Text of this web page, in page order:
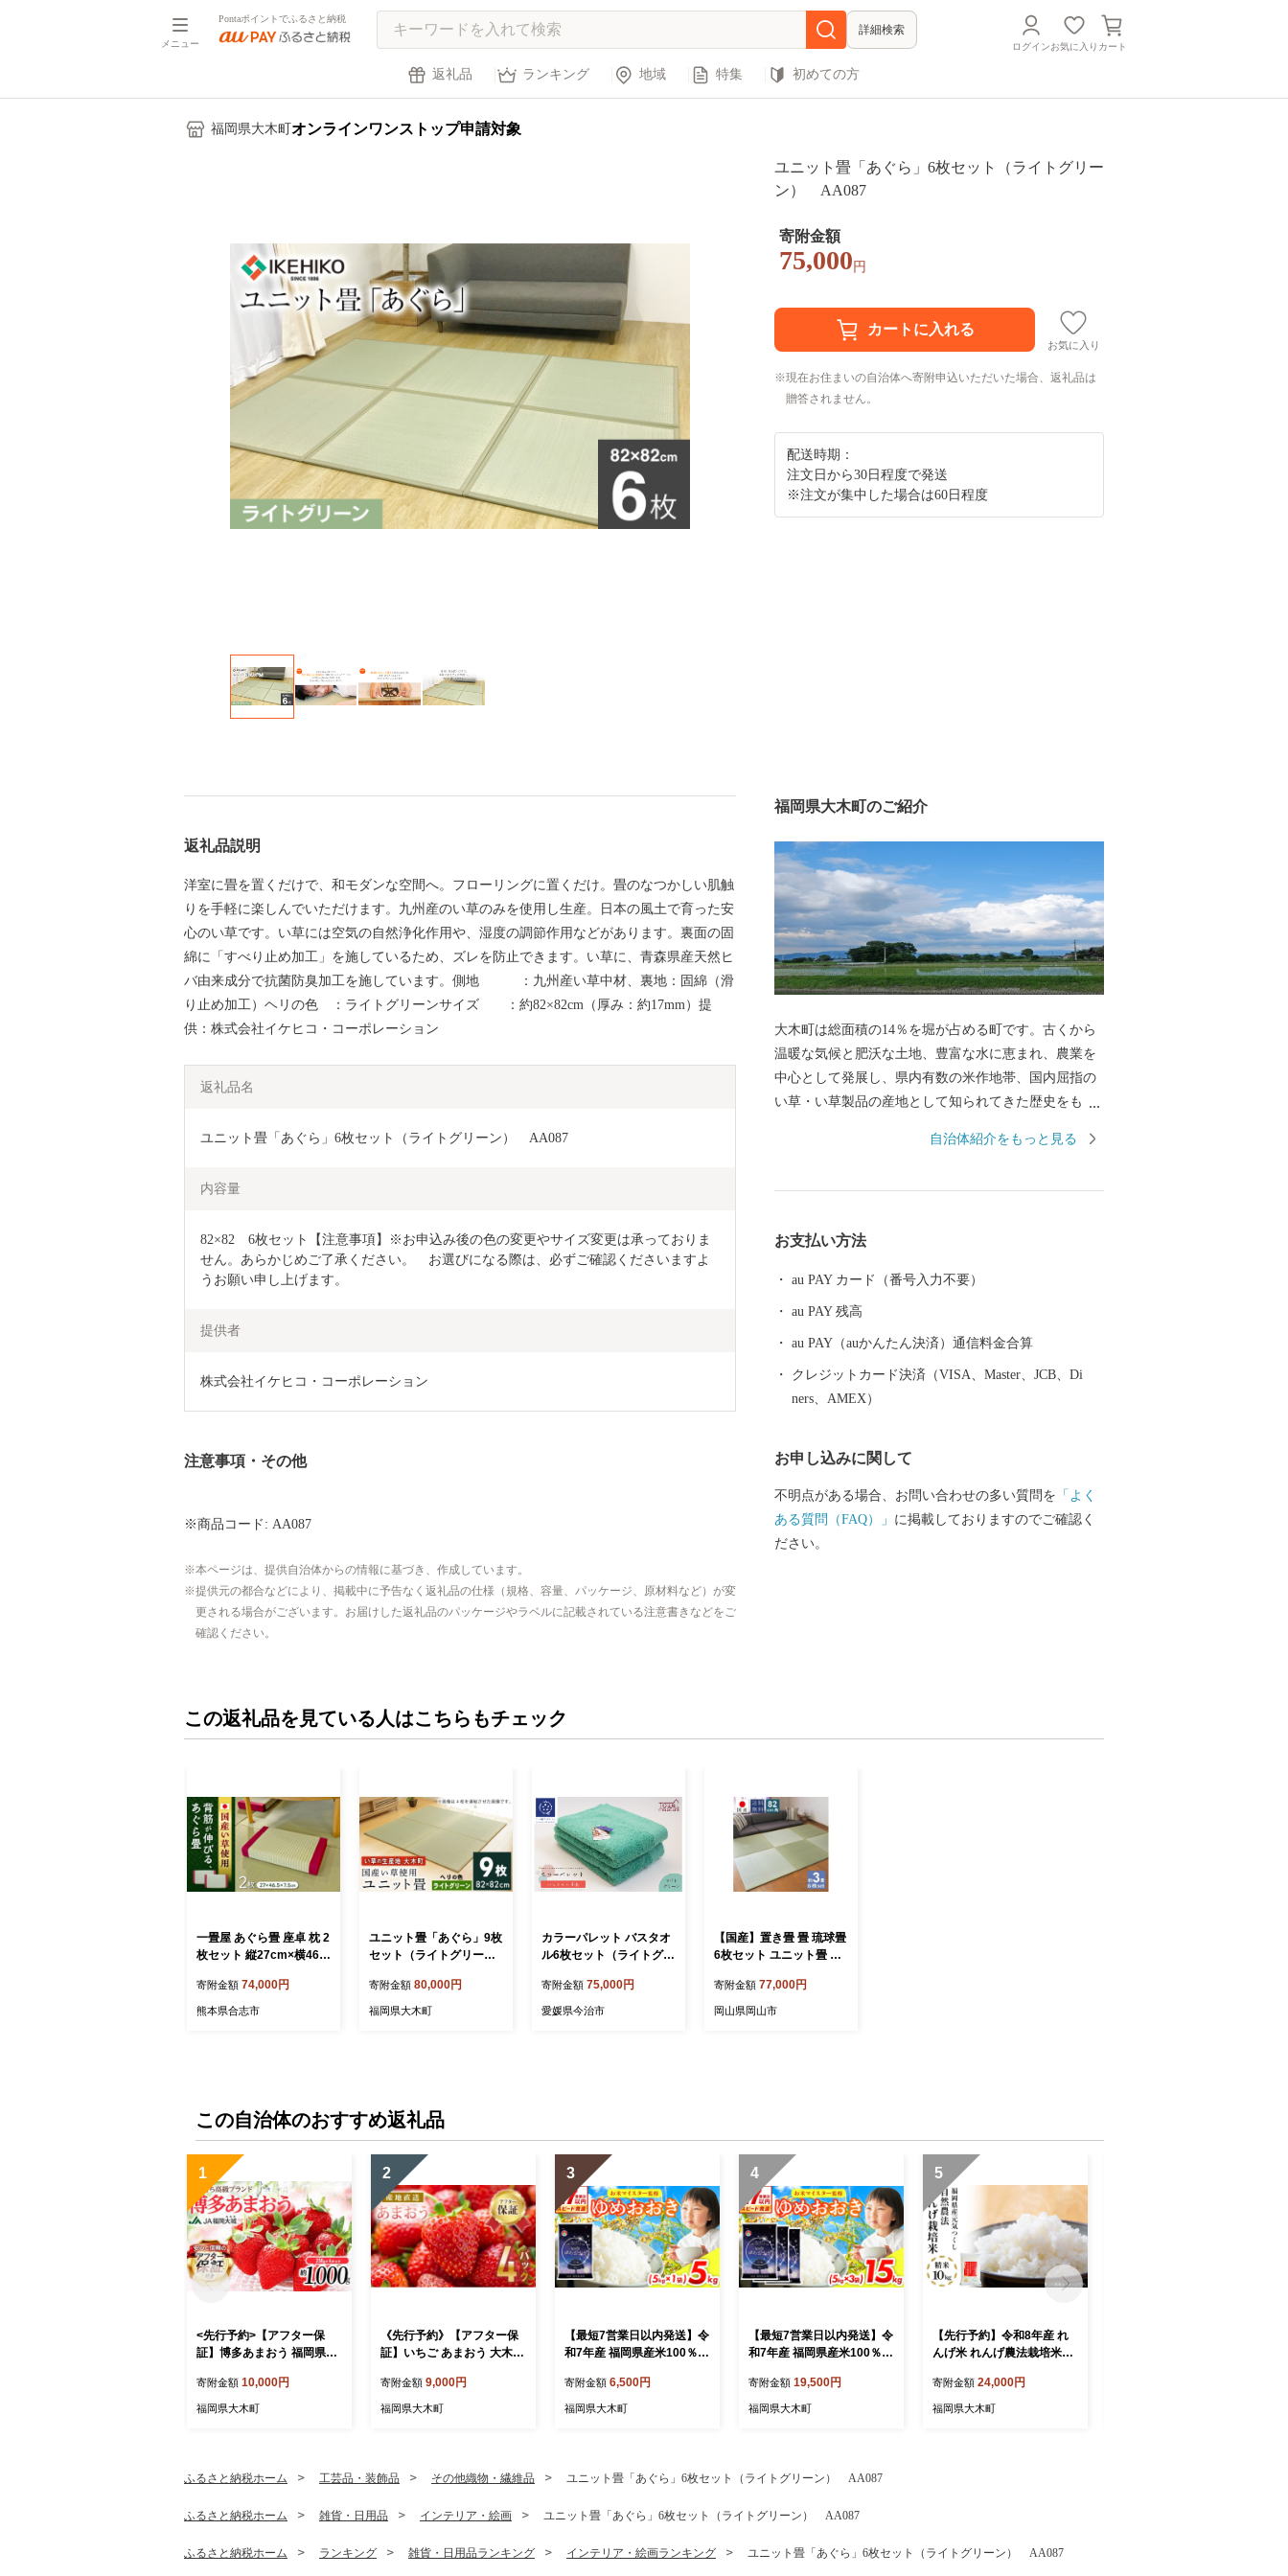
メニュー
Pontaポイントでふるさと納税
詳細検索
ログインお気に入り カート
返礼品 ランキング 地域 特集 初めての方
福岡県大木町 オンラインワンストップ申請対象
ユニット畳「あぐら」6枚セット（ライトグリー
ン） AA087
寄附金額
75,000 円
お気に入り
現在お住まいの自治体へ寄附申込いただいた場合、返礼品は
贈答されません。
配送時期：
注文日から30日程度で発送
※注文が集中した場合は60日程度
返礼品説明
洋室に畳を置くだけで、和モダンな空間へ。フローリングに置くだけ。畳のなつかしい肌触
りを手軽に楽しんでいただけます。九州産のい草のみを使用し生産。日本の風土で育った安
心のい草です。い草には空気の自然浄化作用や、湿度の調節作用などがあります。裏面の固
綿に「すべり止め加工」を施しているため、ズレを防止できます。い草に、青森県産天然ヒ
バ由来成分で抗菌防臭加工を施しています。側地 ：九州産い草中材、裏地：固綿（滑
り止め加工）ヘリの色 ：ライトグリーンサイズ ：約82×82cm（厚み：約17mm）提
供：株式会社イケヒコ・コーポレーション
返礼品名
ユニット畳「あぐら」6枚セット（ライトグリーン）　AA087
内容量
82×82　6枚セット【注意事項】※お申込み後の色の変更やサイズ変更は承っておりま
せん。あらかじめご了承ください。　お選びになる際は、必ずご確認くださいますよ
うお願い申し上げます。
提供者
株式会社イケヒコ・コーポレーション
注意事項・その他
※商品コード: AA087
本ページは、提供自治体からの情報に基づき、作成しています。
提供元の都合などにより、掲載中に予告なく返礼品の仕様（規格、容量、パッケージ、原材料など）が変
更される場合がございます。お届けした返礼品のパッケージやラベルに記載されている注意書きなどをご
確認ください。
福岡県大木町のご紹介
大木町は総面積の14％を堀が占める町です。古くから
温暖な気候と肥沃な土地、豊富な水に恵まれ、農業を
中心として発展し、県内有数の米作地帯、国内屈指の
い草・い草製品の産地として知られてきた歴史をもっ
す「食の景観」が広がっています。近年では、イチゴ
自治体紹介をもっと見る
お支払い方法
au PAY カード（番号入力不要）
au PAY 残高
au PAY（auかんたん決済）通信料金合算
クレジットカード決済（VISA、Master、JCB、Di
ners、AMEX）
お申し込みに関して
不明点がある場合、お問い合わせの多い質問を 「よく
ある質問（FAQ）」 に掲載しておりますのでご確認く
ださい。
この返礼品を見ている人はこちらもチェック
一畳屋 あぐら畳 座卓 枕 2
枚セット 縦27cm×横46.5
置き畳 い草 日本製 熊本
県産【一般社団法人クラ
寄附金額 74,000円
熊本県合志市
ユニット畳「あぐら」9枚
セット（ライトグリー
寄附金額 80,000円
福岡県大木町
カラーパレット バスタオ
ル6枚セット（ライトグリ
1730BT6LG】
寄附金額 75,000円
愛媛県今治市
【国産】置き畳 畳 琉球畳
6枚セット ユニット畳 い
m 縁なし畳 半畳 日本製
天然素材 たたみ フローリ
寄附金額 77,000円
岡山県岡山市
この自治体のおすすめ返礼品
1
<先行予約>【アフター保
証】博多あまおう 福岡県JA
ういちご 1000g（約250g×4
パック）JA福岡大城【2027
寄附金額 10,000円
福岡県大木町
2
《先行予約》【アフター保
証】いちご あまおう 大木町
【2027年1月～3月に順次出
荷予定】 CB223
寄附金額 9,000円
福岡県大木町
3
【最短7営業日以内発送】令
和7年産 福岡県産米100％使
※北海道・沖縄・離島は配
送不可 CY005
寄附金額 6,500円
福岡県大木町
4
【最短7営業日以内発送】令
和7年産 福岡県産米100％使
g ※北海道・沖縄・離島は
配送不可 CY007
寄附金額 19,500円
福岡県大木町
5
【先行予約】令和8年産 れ
んげ米 れんげ農法栽培米
kg） BI23
寄附金額 24,000円
福岡県大木町
ふるさと納税ホーム 工芸品・装飾品 その他織物・繊維品 ユニット畳「あぐら」6枚セット（ライトグリーン） AA087
ふるさと納税ホーム 雑貨・日用品 インテリア・絵画 ユニット畳「あぐら」6枚セット（ライトグリーン） AA087
ふるさと納税ホーム ランキング 雑貨・日用品ランキング インテリア・絵画ランキング ユニット畳「あぐら」6枚セット（ライトグリーン） AA087